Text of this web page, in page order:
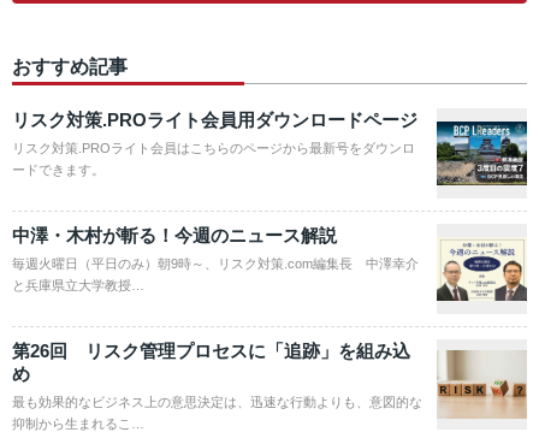
おすすめ記事
リスク対策.PROライト会員用ダウンロードページ
リスク対策.PROライト会員はこちらのページから最新号をダウンロ
ードできます。
中澤・木村が斬る！今週のニュース解説
毎週火曜日（平日のみ）朝9時～、リスク対策.com編集長 中澤幸介
と兵庫県立大学教授…
第26回 リスク管理プロセスに「追跡」を組み込
め
最も効果的なビジネス上の意思決定は、迅速な行動よりも、意図的な
抑制から生まれるこ…